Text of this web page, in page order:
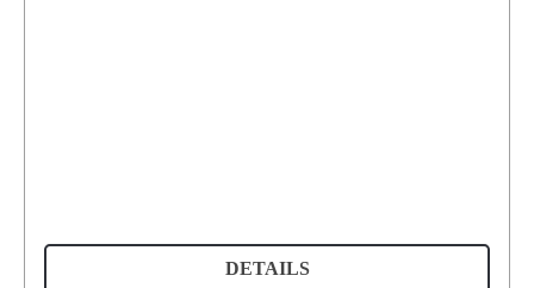
DETAILS